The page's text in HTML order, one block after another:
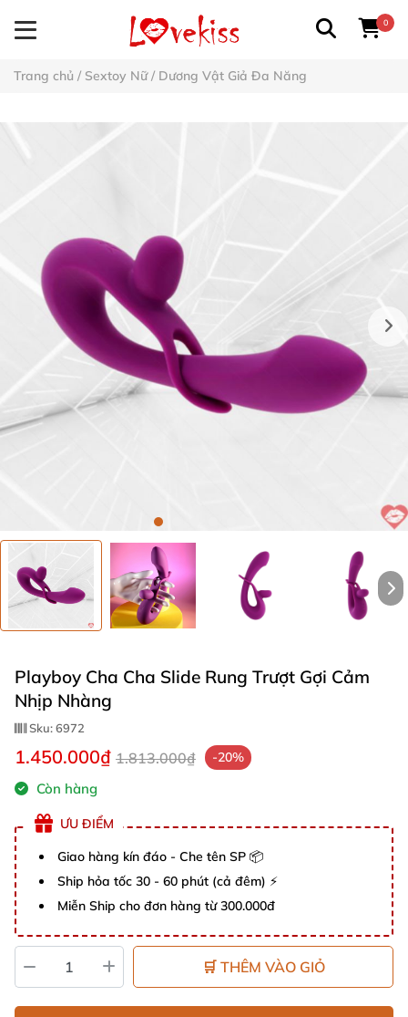
0
Trang chủ / Sextoy Nữ/ Dương Vật Giả Đa Năng
Playboy Cha Cha Slide Rung Trượt Gợi Cảm
Nhịp Nhàng
Sku:6972
1.450.000₫ 1.813.000₫ -20%
Còn hàng
ƯU ĐIỂM
Giao hàng kín đáo - Che tên SP 📦
Ship hỏa tốc 30 - 60 phút (cả đêm) ⚡
Miễn Ship cho đơn hàng từ 300.000đ
🛒 THÊM VÀO GIỎ